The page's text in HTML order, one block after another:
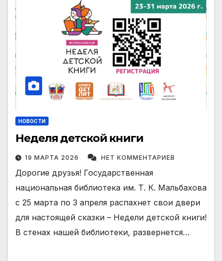
НОВОСТИ
Неделя детской книги
19 МАРТА 2026 НЕТ КОММЕНТАРИЕВ
Дорогие друзья! Государственная
национальная библиотека им. Т. К. Мальбахова
с 25 марта по 3 апреля распахнет свои двери
для настоящей сказки – Недели детской книги!
В стенах нашей библиотеки, развернется…